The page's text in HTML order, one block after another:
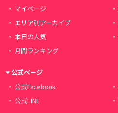
マイページ
エリア別アーカイブ
本日の人気
月間ランキング
公式ページ
公式Facebook
公式LINE